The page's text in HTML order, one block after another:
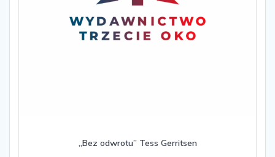
„Bez odwrotu” Tess Gerritsen